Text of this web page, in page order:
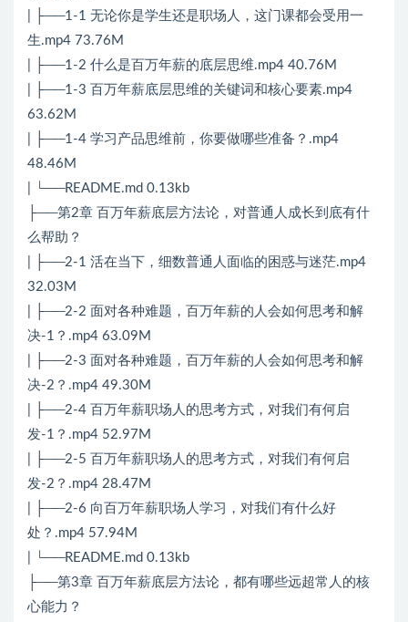
| ├──1-1 无论你是学生还是职场人，这门课都会受用一
生.mp4 73.76M
| ├──1-2 什么是百万年薪的底层思维.mp4 40.76M
| ├──1-3 百万年薪底层思维的关键词和核心要素.mp4
63.62M
| ├──1-4 学习产品思维前，你要做哪些准备？.mp4
48.46M
| └──README.md 0.13kb
├──第2章 百万年薪底层方法论，对普通人成长到底有什
么帮助？
| ├──2-1 活在当下，细数普通人面临的困惑与迷茫.mp4
32.03M
| ├──2-2 面对各种难题，百万年薪的人会如何思考和解
决-1？.mp4 63.09M
| ├──2-3 面对各种难题，百万年薪的人会如何思考和解
决-2？.mp4 49.30M
| ├──2-4 百万年薪职场人的思考方式，对我们有何启
发-1？.mp4 52.97M
| ├──2-5 百万年薪职场人的思考方式，对我们有何启
发-2？.mp4 28.47M
| ├──2-6 向百万年薪职场人学习，对我们有什么好
处？.mp4 57.94M
| └──README.md 0.13kb
├──第3章 百万年薪底层方法论，都有哪些远超常人的核
心能力？